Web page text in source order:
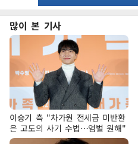
많이 본 기사
이승기 측 "차가원 전세금 미반환
은 고도의 사기 수법…엄벌 원해"